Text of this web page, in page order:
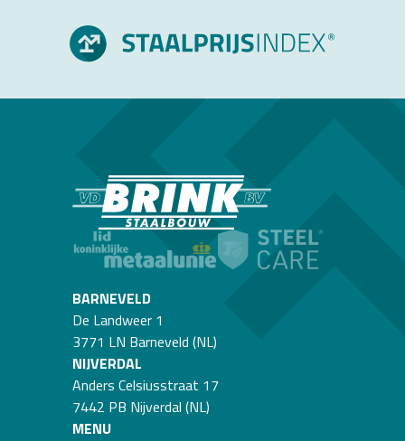
BARNEVELD
De Landweer 1
3771 LN Barneveld (NL)
NIJVERDAL
Anders Celsiusstraat 17
7442 PB Nijverdal (NL)
MENU